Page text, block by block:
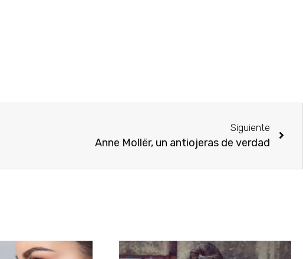
Siguiente
Anne Mollër, un antiojeras de verdad